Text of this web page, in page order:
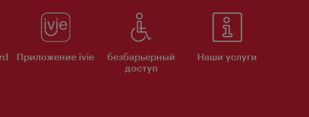
Приложение ivie
безбарьерный
доступ
Наши услуги